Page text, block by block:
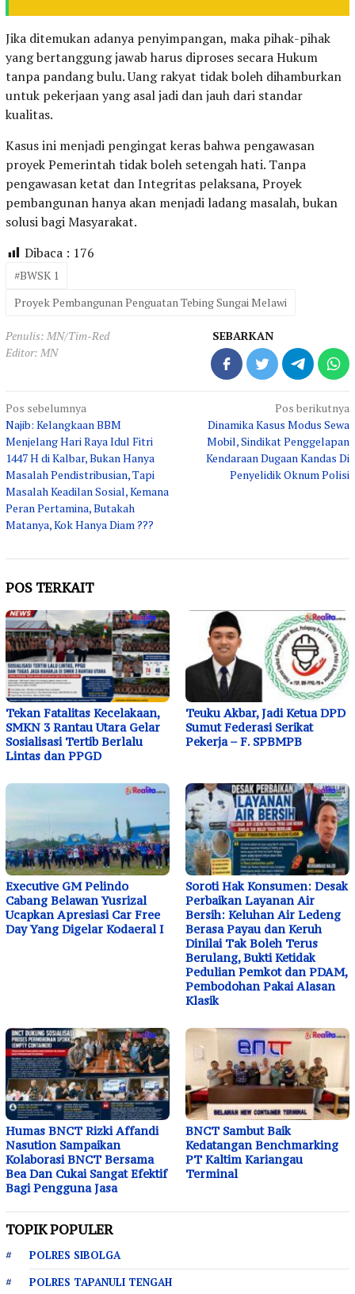
Jika ditemukan adanya penyimpangan, maka pihak-pihak
yang bertanggung jawab harus diproses secara Hukum
tanpa pandang bulu. Uang rakyat tidak boleh dihamburkan
untuk pekerjaan yang asal jadi dan jauh dari standar
kualitas.
Kasus ini menjadi pengingat keras bahwa pengawasan
proyek Pemerintah tidak boleh setengah hati. Tanpa
pengawasan ketat dan Integritas pelaksana, Proyek
pembangunan hanya akan menjadi ladang masalah, bukan
solusi bagi Masyarakat.
Dibaca : 176
#BWSK 1
Proyek Pembangunan Penguatan Tebing Sungai Melawi
Penulis: MN/Tim-Red
Editor: MN
SEBARKAN
Navigasi
pos
Pos sebelumnya
Najib: Kelangkaan BBM
Menjelang Hari Raya Idul Fitri
1447 H di Kalbar, Bukan Hanya
Masalah Pendistribusian, Tapi
Masalah Keadilan Sosial, Kemana
Peran Pertamina, Butakah
Matanya, Kok Hanya Diam ???
Pos berikutnya
Dinamika Kasus Modus Sewa
Mobil, Sindikat Penggelapan
Kendaraan Dugaan Kandas Di
Penyelidik Oknum Polisi
POS TERKAIT
Tekan Fatalitas Kecelakaan,
SMKN 3 Rantau Utara Gelar
Sosialisasi Tertib Berlalu
Lintas dan PPGD
Teuku Akbar, Jadi Ketua DPD
Sumut Federasi Serikat
Pekerja – F. SPBMPB
Executive GM Pelindo
Cabang Belawan Yusrizal
Ucapkan Apresiasi Car Free
Day Yang Digelar Kodaeral I
Soroti Hak Konsumen: Desak
Perbaikan Layanan Air
Bersih: Keluhan Air Ledeng
Berasa Payau dan Keruh
Dinilai Tak Boleh Terus
Berulang, Bukti Ketidak
Pedulian Pemkot dan PDAM,
Pembodohan Pakai Alasan
Klasik
Humas BNCT Rizki Affandi
Nasution Sampaikan
Kolaborasi BNCT Bersama
Bea Dan Cukai Sangat Efektif
Bagi Pengguna Jasa
BNCT Sambut Baik
Kedatangan Benchmarking
PT Kaltim Kariangau
Terminal
TOPIK POPULER
POLRES SIBOLGA
POLRES TAPANULI TENGAH